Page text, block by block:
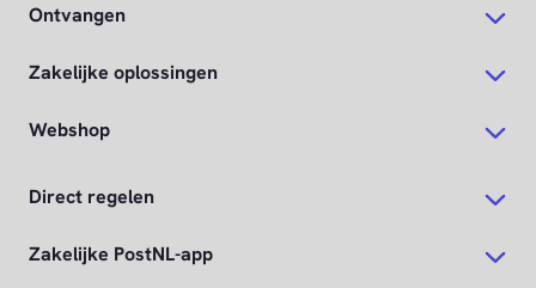
Ontvangen
Zakelijke oplossingen
Webshop
Direct regelen
Zakelijke PostNL-app